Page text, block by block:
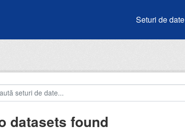
Seturi de date
datasets found